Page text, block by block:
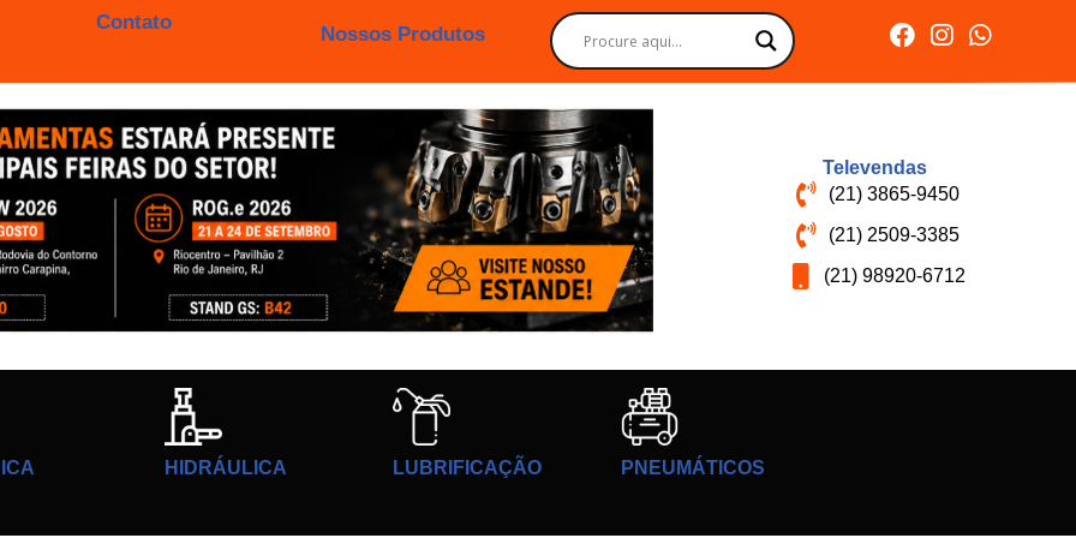
Contato
Nossos Produtos
Televendas
(21) 3865-9450
(21) 2509-3385
(21) 98920-6712
HIDRÁULICA LUBRIFICAÇÃO PNEUMÁTICOS